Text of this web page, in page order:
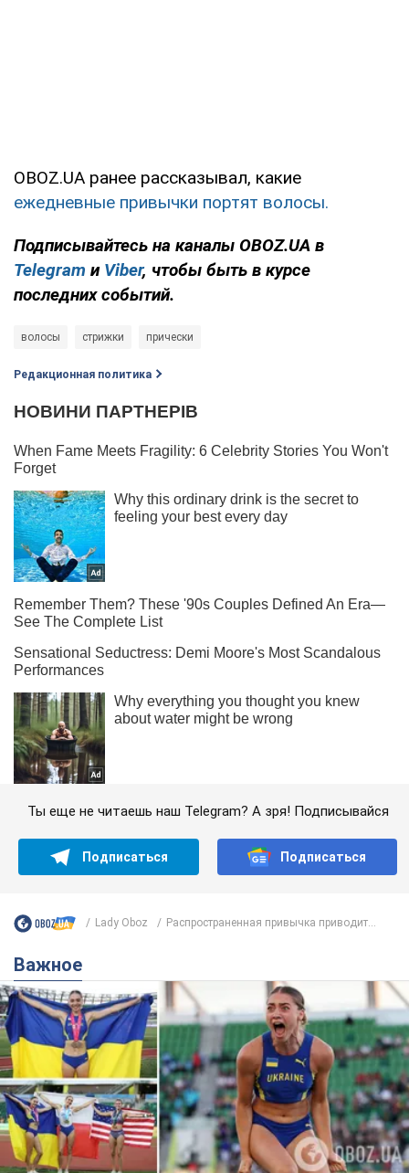
OBOZ.UA ранее рассказывал, какие
ежедневные привычки портят волосы.
Подписывайтесь на каналы OBOZ.UA в
Telegram и Viber, чтобы быть в курсе
последних событий.
волосы стрижки прически
Редакционная политика
Ты еще не читаешь наш Telegram? А зря! Подписывайся
Подписаться Подписаться
Lady Oboz Распространенная привычка приводит...
Важное